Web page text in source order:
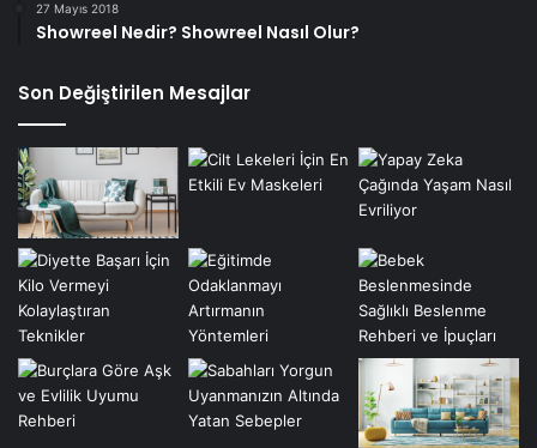
27 Mayıs 2018
Showreel Nedir? Showreel Nasıl Olur?
Son Değiştirilen Mesajlar